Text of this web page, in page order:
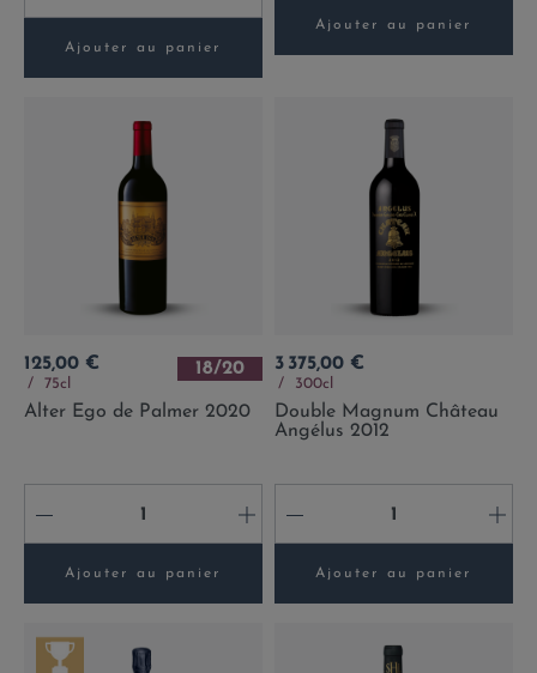
Ajouter au panier
Ajouter au panier
Prix
125,00 €
75cl
18/20
Alter Ego de Palmer 2020
- +
Ajouter au panier
Prix
3 375,00 €
300cl
Double Magnum Château
Angélus 2012
- +
Ajouter au panier